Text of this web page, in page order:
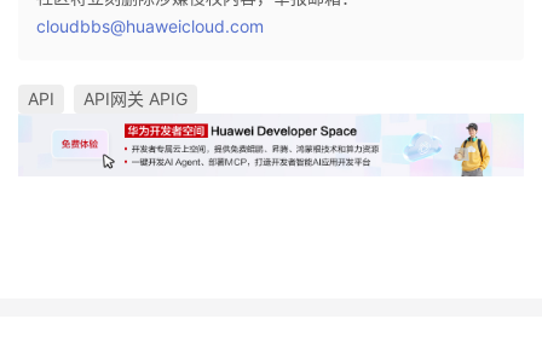
cloudbbs@huaweicloud.com
API API网关 APIG